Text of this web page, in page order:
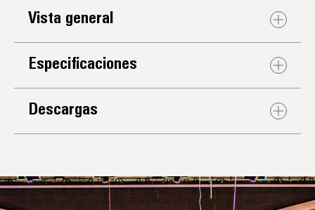
Vista general
Especificaciones
Descargas